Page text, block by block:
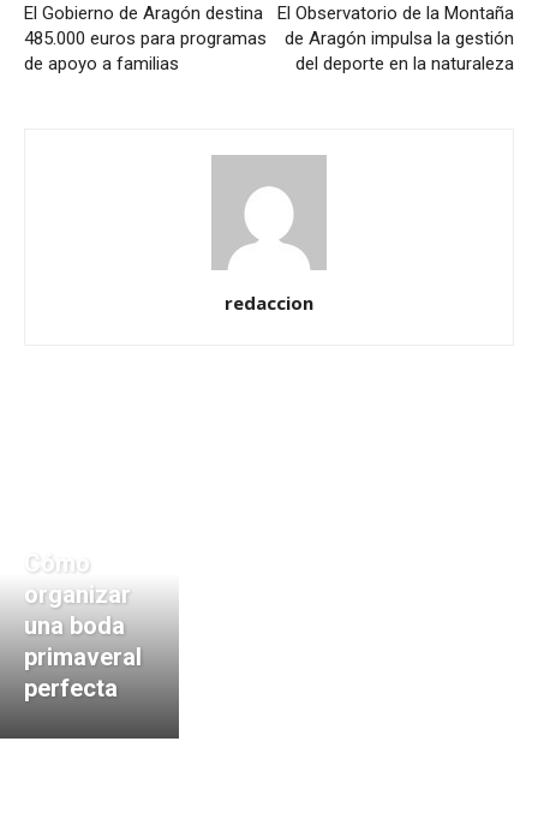
El Gobierno de Aragón destina
485.000 euros para programas
de apoyo a familias
El Observatorio de la Montaña
de Aragón impulsa la gestión
del deporte en la naturaleza
redaccion
Cómo
organizar
una boda
primaveral
perfecta